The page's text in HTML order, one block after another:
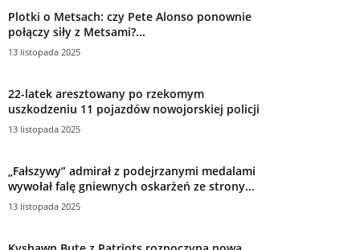
Plotki o Metsach: czy Pete Alonso ponownie
połączy siły z Metsami?...
13 listopada 2025
22-latek aresztowany po rzekomym
uszkodzeniu 11 pojazdów nowojorskiej policji
13 listopada 2025
„Fałszywy” admirał z podejrzanymi medalami
wywołał falę gniewnych oskarżeń ze strony...
13 listopada 2025